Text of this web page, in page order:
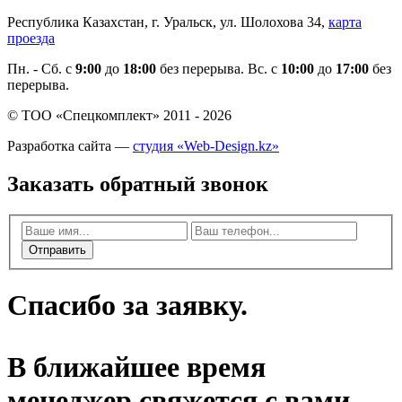
Республика Казахстан, г. Уральск, ул. Шолохова 34, карта
проезда
Пн. - Cб. с 9:00 до 18:00 без перерыва. Вс. с 10:00 до 17:00 без
перерыва.
© ТОО «Спецкомплект» 2011 - 2026
Разработка сайта — студия «Web-Design.kz»
Заказать обратный звонок
Отправить
Спасибо за заявку.
В ближайшее время